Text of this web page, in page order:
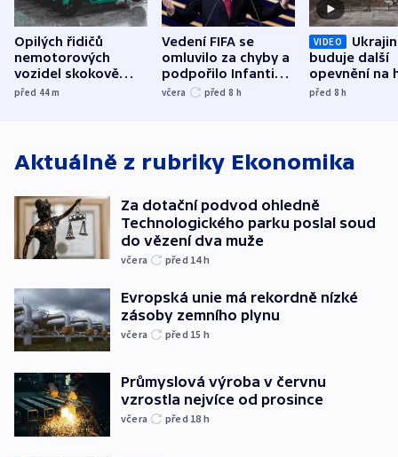
Opilých řidičů
nemotorových
vozidel skokově
přibylo, nejvíc ve
před 44m
Vedení FIFA se
omluvilo za chyby a
podpořilo Infantina.
UEFA trvá na
včera před 8 h
VIDEO
buduje další
opevnění na
s Běloruskem
před 8h
Aktuálně z rubriky Ekonomika
Za dotační podvod ohledně
Technologického parku poslal soud
do vězení dva muže
včera před 14h
Evropská unie má rekordně nízké
zásoby zemního plynu
včera před 15 h
Průmyslová výroba v červnu
vzrostla nejvíce od prosince
včera před 18 h